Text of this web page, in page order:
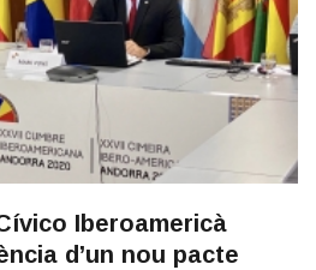
Iberoamericà
d’un nou pacte